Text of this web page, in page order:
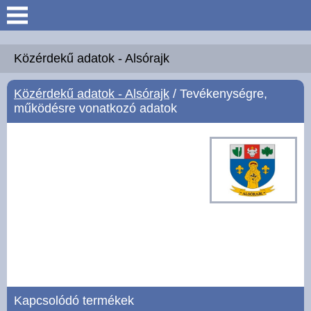
Keresés
Köszöntő
Hírek
Galéria
Közérdekű adatok - Alsórajk
Közérdekű adatok - Alsórajk / Tevékenységre,
működésre vonatkozó adatok
Kapcsolódó termékek